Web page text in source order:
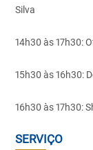
Silva
14h30 às 17h30:
15h30 às 16h30:
16h30 às 17h30:
SERVIÇO